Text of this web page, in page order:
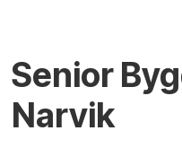
Senior
Narvik